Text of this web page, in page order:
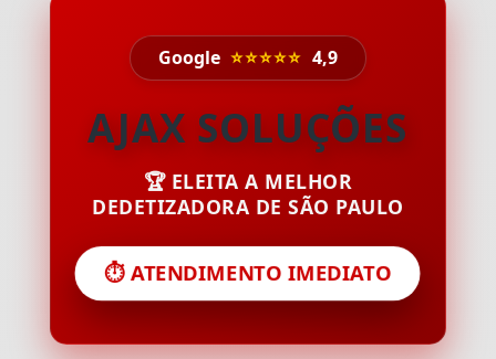
Google ⭐⭐⭐⭐⭐ 4,9
AJAX SOLUÇÕES
🏆 ELEITA A MELHOR
DEDETIZADORA DE SÃO PAULO
⏱️ ATENDIMENTO IMEDIATO